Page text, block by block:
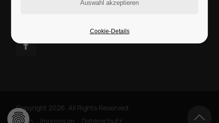
Copyright 2026. All Rights Reserved.
Login
Impressum Datenschutz
Cookie-Details